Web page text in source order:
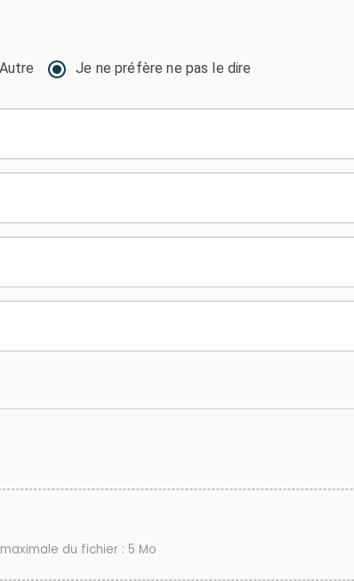
Autre Je ne préfère ne pas le dire
du fichier : 5 Mo